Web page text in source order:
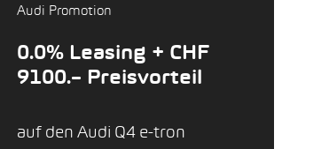
Audi Promotion
0.0% Leasing + CHF
9100.– Preisvorteil
auf den Audi Q4 e-tron